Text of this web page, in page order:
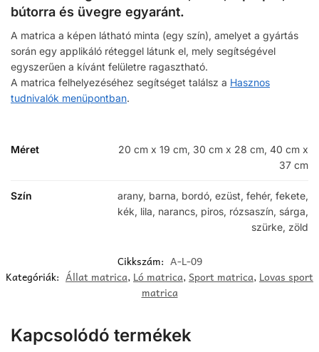
bútorra és üvegre egyaránt.
A matrica a képen látható minta (egy szín), amelyet a gyártás
során egy applikáló réteggel látunk el, mely segítségével
egyszerűen a kívánt felületre ragasztható.
A matrica felhelyezéséhez segítséget találsz a Hasznos
tudnivalók menüpontban.
Méret
20 cm x 19 cm, 30 cm x 28 cm, 40 cm x
37 cm
Szín
arany, barna, bordó, ezüst, fehér, fekete,
kék, lila, narancs, piros, rózsaszín, sárga,
szürke, zöld
Cikkszám: A-L-09
Kategóriák: Állat matrica, Ló matrica,Sport matrica, Lovas sport
matrica
Kapcsolódó termékek